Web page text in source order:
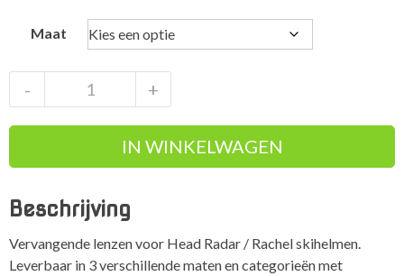
Maat
Vervangende
lens
Head
/
5K
aantal
+
-
IN WINKELWAGEN
Beschrijving
Vervangende lenzen voor Head Radar / Rachel skihelmen.
Leverbaar in 3 verschillende maten en categorieën met